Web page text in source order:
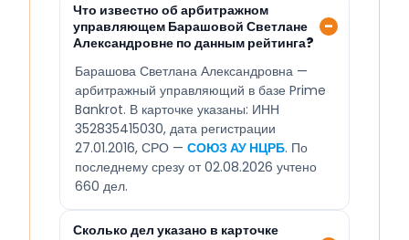
Что известно об арбитражном
управляющем Барашовой Светлане
Александровне по данным рейтинга?
Барашова Светлана Александровна —
арбитражный управляющий в базе Prime
Bankrot. В карточке указаны: ИНН
352835415030, дата регистрации
27.01.2016, СРО — СОЮЗ АУ НЦРБ. По
последнему срезу от 02.08.2026 учтено
660 дел.
Сколько дел указано в карточке